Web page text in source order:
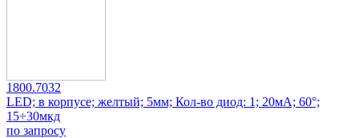
1800.7032
LED; в корпусе; желтый; 5мм; Кол-во диод: 1; 20мА; 60°;
15÷30мкд
по запросу